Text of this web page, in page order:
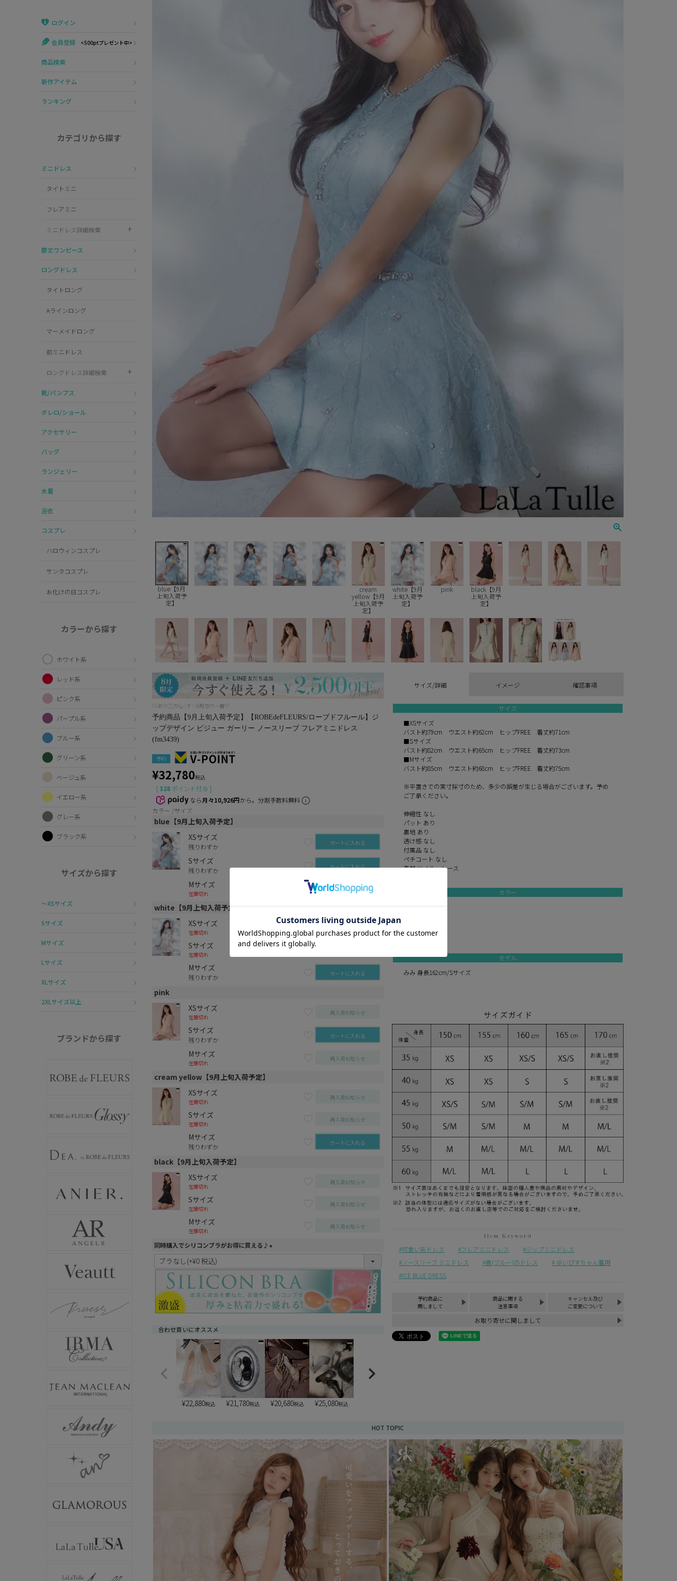
GLAMOROUS
ログイン
会員登録 <500ptプレゼント中>
商品検索
新作アイテム
ランキング
カテゴリから探す
ミニドレス
タイトミニ
フレアミニ
ミニドレス詳細検索
膝丈ワンピース
ロングドレス
タイトロング
Aラインロング
マーメイドロング
前ミニドレス
ロングドレス詳細検索
靴/パンプス
ボレロ/ショール
アクセサリー
バッグ
ランジェリー
水着
浴衣
コスプレ
ハロウィンコスプレ
サンタコスプレ
お化けの日コスプレ
カラーから探す
ホワイト系
レッド系
ピンク系
パープル系
ブルー系
グリーン系
ベージュ系
イエロー系
グレー系
ブラック系
サイズから探す
〜XSサイズ
Sサイズ
Mサイズ
Lサイズ
XLサイズ
2XLサイズ以上
ブランドから探す
blue【9月
上旬入荷予
定】
cream
yellow【9月
上旬入荷予
定】
white【9月
上旬入荷予
定】
pink
black【9月
上旬入荷予
定】
XSあり!乙女心くすぐる魅惑の一着♡
予約商品【9月上旬入荷予定】【ROBEdeFLEURS/ローブドフルール】ジ
ップデザイン ビジュー ガーリー ノースリーブ フレアミニドレス
(fm3439)
予約
¥32,780税込
[328 ポイント付与 ]
なら月々10,926円から。分割手数料無料
カラー
サイズ
blue【9月上旬入荷予定】
XSサイズ
残りわずか カートに入れる
Sサイズ
残りわずか カートに入れる
Mサイズ
在庫切れ
再入荷お知らせ
white【9月上旬入荷予定】
XSサイズ
在庫切れ
Sサイズ
在庫切れ
Mサイズ
残りわずか カートに入れる
pink
XSサイズ
在庫切れ
再入荷お知らせ
Sサイズ
残りわずか カートに入れる
Mサイズ
在庫切れ
再入荷お知らせ
cream yellow【9月上旬入荷予定】
XSサイズ
在庫切れ
再入荷お知らせ
Sサイズ
在庫切れ
再入荷お知らせ
Mサイズ
残りわずか カートに入れる
black【9月上旬入荷予定】
XSサイズ
在庫切れ
再入荷お知らせ
Sサイズ
在庫切れ
再入荷お知らせ
Mサイズ
在庫切れ
再入荷お知らせ
同時購入でシリコンブラがお得に買える♪
(
須
)
合わせ買いにオススメ
¥22,880税込 ¥21,780税込 ¥20,680税込 ¥25,080税込
サイズ/詳細 イメージ 確認事項
サイズ
■XSサイズ
バスト約79cm ウエスト約62cm ヒップFREE 着丈約71cm
■Sサイズ
バスト約82cm ウエスト約65cm ヒップFREE 着丈約73cm
■Mサイズ
バスト約85cm ウエスト約68cm ヒップFREE 着丈約75cm
※平置きでの実寸採寸のため、多少の誤差が生じる場合がございます。予め
ご了承ください。
伸縮性 なし
パット あり
裏地 あり
透け感 なし
付属品 なし
ペチコート なし
素材 ツイル、レース
カラー
white
cream yellow
モデル
みみ 身長162cm/Sサイズ
可愛い系ドレス フレアミニドレス
ジップミニドレス
ノースリーブ ミニドレス
青(ブルー)のドレス
ゆいぴすちゃん着用
ICE BLUE DRESS
予約商品に
関しまして
商品に関する
注意事項
キャンセル及び
ご変更について
お取り寄せに関しまして
HOT TOPIC